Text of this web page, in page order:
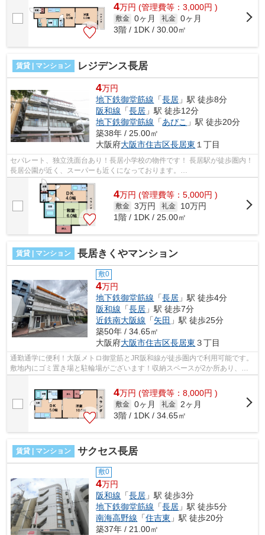
4万円 (管理費等：3,000円 )
敷金 0ヶ月 礼金 0ヶ月
3階 / 1DK / 30.00㎡
賃貸 | マンション レジデンス長居
4万円
地下鉄御堂筋線 「長居 」駅 徒歩8分
阪和線 「長居 」駅 徒歩12分
地下鉄御堂筋線 「あびこ 」駅 徒歩20分
築38年 / 25.00㎡
大阪府大阪市住吉区長居東 １丁目
セパレート、独立洗面台あり！長居小学校の物件です！ 長居駅が徒歩圏内！
長居公園が近く、スーパーも近くになっております。
■□■□■□■□■□■□■□■□■□■□■□■□■□■□■□■□■□■□■□■□ ご覧いただ...
4万円 (管理費等：5,000円 )
敷金 3万円 礼金
10万円
1階 / 1DK / 25.00㎡
賃貸 | マンション 長居きくやマンション
敷0
4万円
地下鉄御堂筋線 「長居 」駅 徒歩4分
阪和線 「長居 」駅 徒歩7分
近鉄南大阪線 「矢田 」駅 徒歩25分
築50年 / 34.65㎡
大阪府大阪市住吉区長居東 ３丁目
通勤通学に便利！大阪メトロ御堂筋とJR阪和線が徒歩圏内で利用可能です。
敷地内にゴミ置き場と駐輪場がございます！収納スペースが2か所あり、荷
4万円 (管理費等：8,000円 )
敷金 0ヶ月 礼金
2ヶ月
3階 / 1DK / 34.65㎡
賃貸 | マンション サクセス長居
敷0
4万円
阪和線 「長居 」駅 徒歩3分
地下鉄御堂筋線 「長居 」駅 徒歩5分
南海高野線 「住吉東 」駅 徒歩20分
築37年 / 21.00㎡